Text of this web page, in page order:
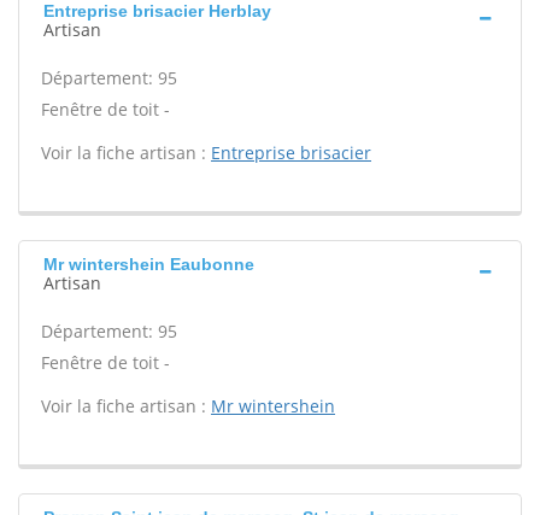
Entreprise brisacier Herblay
Artisan
Département: 95
Fenêtre de toit -
Voir la fiche artisan : Entreprise brisacier
Mr wintershein Eaubonne
Artisan
Département: 95
Fenêtre de toit -
Voir la fiche artisan : Mr wintershein